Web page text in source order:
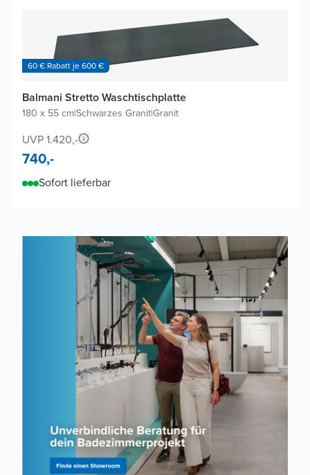
60 € Rabatt je 600 €
Balmani Stretto Waschtischplatte
180 x 55 cm|Schwarzes Granit|Granit
UVP 1.420,-
740,-
Sofort lieferbar